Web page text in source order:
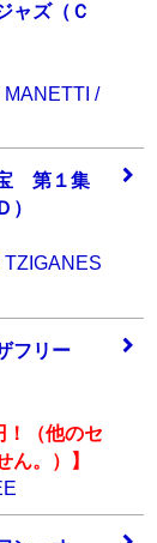
ャズ（Ｃ
/
第１集
）
フリー
！（他のセ
ん。）】